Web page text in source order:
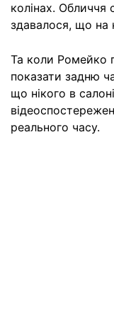
колінах. Обличчя
здавалося, що на
Та коли Ромейко
показати задню
що нікого в
реального часу.